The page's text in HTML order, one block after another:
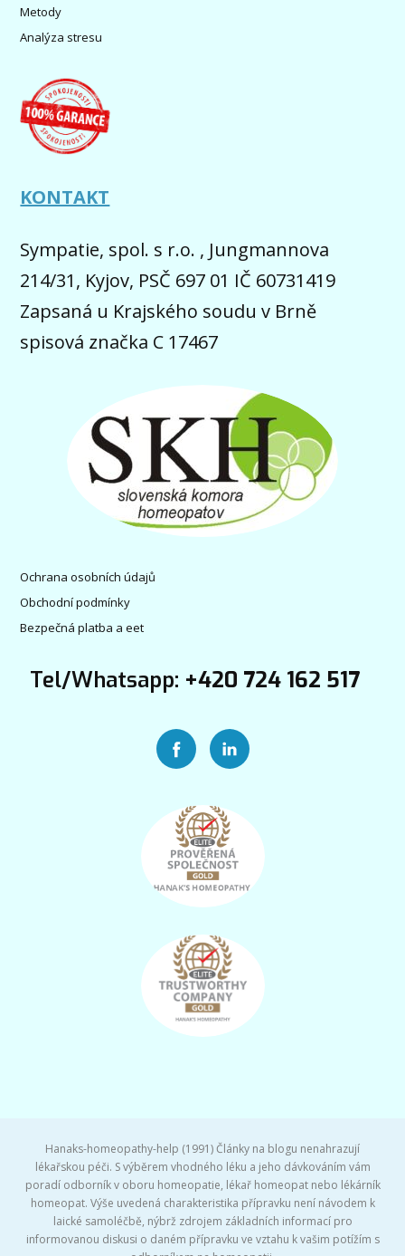
Metody
Analýza stresu
KONTAKT
Sympatie, spol. s r.o. , Jungmannova
214/31, Kyjov, PSČ 697 01 IČ 60731419
Zapsaná u Krajského soudu v Brně
spisová značka C 17467
Ochrana osobních údajů
Obchodní podmínky
Bezpečná platba a eet
Tel/Whatsapp: +420 724 162 517
Hanaks-homeopathy-help (1991) Články na blogu nenahrazují
lékařskou péči. S výběrem vhodného léku a jeho dávkováním vám
poradí odborník v oboru homeopatie, lékař homeopat nebo lékárník
homeopat. Výše uvedená charakteristika přípravku není návodem k
laické samoléčbě, nýbrž zdrojem základních informací pro
informovanou diskusi o daném přípravku ve vztahu k vašim potížím s